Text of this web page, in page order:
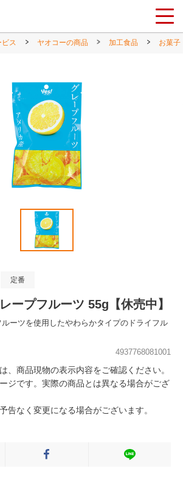
ス ヤオコーの商品 加工食品 お菓子
定番
ープフルーツ 55g【休売中】
ーツを使用したやわらかタイプのドライフル
4937768081001
、商品現物の表示内容をご確認ください。
ジです。実際の商品とは異なる場合がござ
告なく変更になる場合がございます。
る FacebookでシェアするLINEでシェ